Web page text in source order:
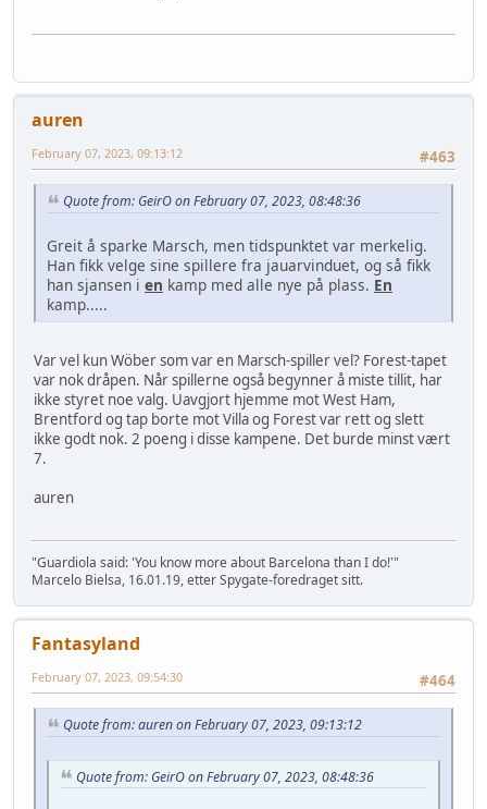
auren
#463
February 07, 2023, 09:13:12
Quote from: GeirO on February 07, 2023, 08:48:36
Greit å sparke Marsch, men tidspunktet var merkelig.
Han fikk velge sine spillere fra jauarvinduet, og så fikk
han sjansen i en kamp med alle nye på plass. En
kamp.....
Var vel kun Wöber som var en Marsch-spiller vel? Forest-tapet
var nok dråpen. Når spillerne også begynner å miste tillit, har
ikke styret noe valg. Uavgjort hjemme mot West Ham,
Brentford og tap borte mot Villa og Forest var rett og slett
ikke godt nok. 2 poeng i disse kampene. Det burde minst vært
7.
auren
"Guardiola said: 'You know more about Barcelona than I do!'"
Marcelo Bielsa, 16.01.19, etter Spygate-foredraget sitt.
Fantasyland
#464
February 07, 2023, 09:54:30
Quote from: auren on February 07, 2023, 09:13:12
Quote from: GeirO on February 07, 2023, 08:48:36